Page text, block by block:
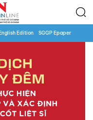
Edition SGGP Epaper